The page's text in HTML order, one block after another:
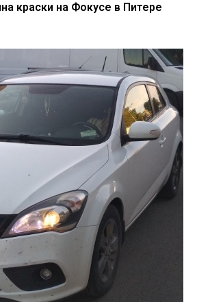
краски на Фокусе в Питере